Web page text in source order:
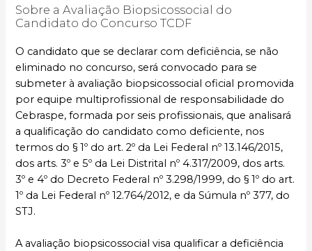
Sobre a Avaliação Biopsicossocial do
Candidato do Concurso TCDF
O candidato que se declarar com deficiência, se não
eliminado no concurso, será convocado para se
submeter à avaliação biopsicossocial oficial promovida
por equipe multiprofissional de responsabilidade do
Cebraspe, formada por seis profissionais, que analisará
a qualificação do candidato como deficiente, nos
termos do § 1º do art. 2º da Lei Federal nº 13.146/2015,
dos arts. 3º e 5º da Lei Distrital nº 4.317/2009, dos arts.
3º e 4º do Decreto Federal nº 3.298/1999, do § 1º do art.
1º da Lei Federal nº 12.764/2012, e da Súmula nº 377, do
STJ.
A avaliação biopsicossocial visa qualificar a deficiência